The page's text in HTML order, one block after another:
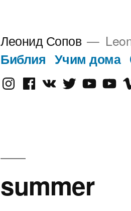
Леонид Сопов
Библия Учим дома
InstagramFacebook
VK TwitterYoutube
Old
summer